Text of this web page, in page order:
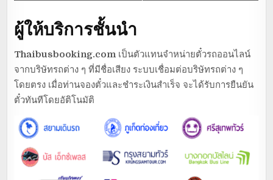
ผู้ให้บริการชั้นนำ
Thaibusbooking.com เป็นตัวแทนจำหน่ายตั๋วรถออนไลน์
จากบริษัทรถต่าง ๆ ที่มีชื่อเสียง ระบบเชื่อมต่อบริษัทรถต่าง ๆ
โดยตรง เมื่อท่านจองตั๋วและชำระเงินสำเร็จ จะได้รับการยืนยัน
ตั๋วทันทีโดยอัติโนมัติ